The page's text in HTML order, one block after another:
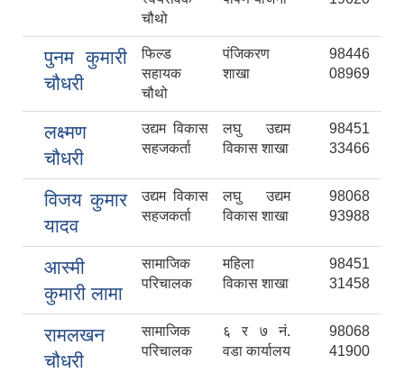
चौथो
पुनम कुमारी
चौधरी
फिल्ड
सहायक
चौथो
पंजिकरण
शाखा
98446
08969
लक्ष्मण
चौधरी
उद्यम विकास
सहजकर्ता
लघु उद्यम
विकास शाखा
98451
33466
विजय कुमार
यादव
उद्यम विकास
सहजकर्ता
लघु उद्यम
विकास शाखा
98068
93988
आस्मी
कुमारी लामा
सामाजिक
परिचालक
महिला
विकास शाखा
98451
31458
रामलखन
चौधरी
सामाजिक
परिचालक
६ र ७ नं.
वडा कार्यालय
98068
41900